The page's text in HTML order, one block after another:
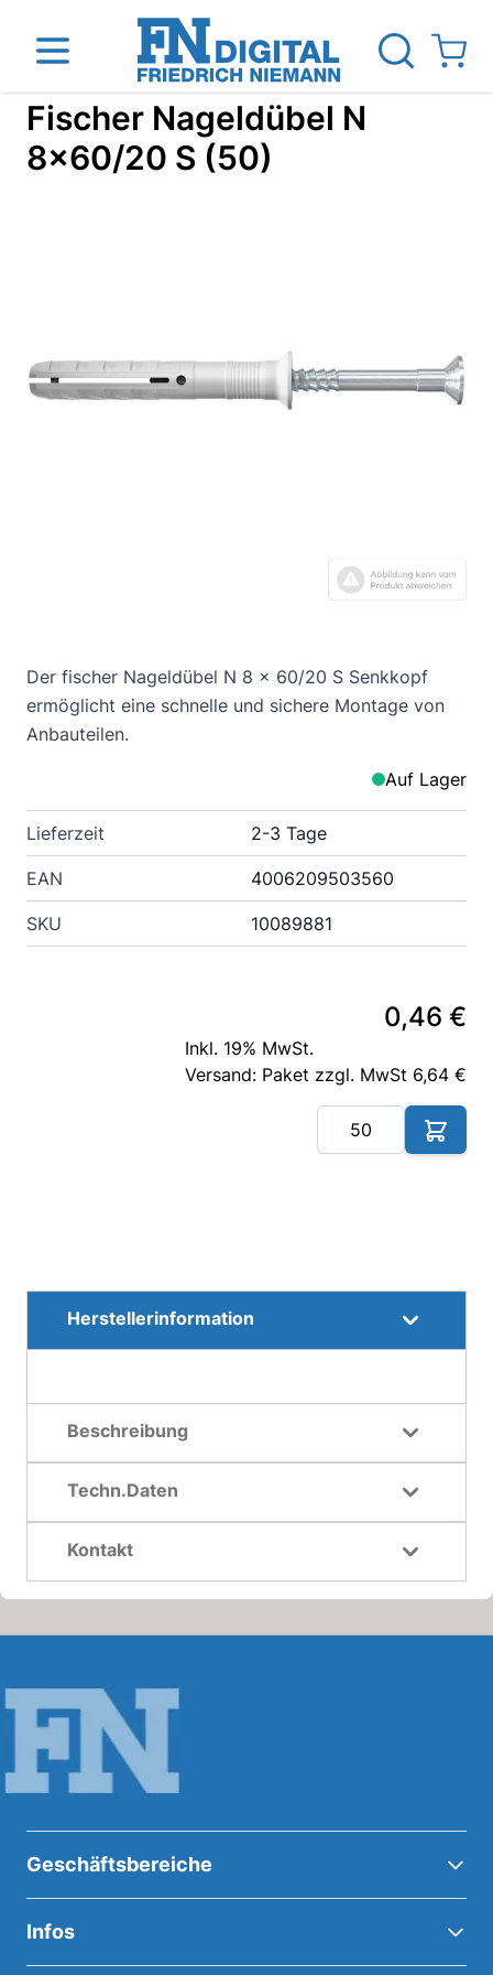
Direkt zum Inhalt
View
Fischer Nageldübel N
8x60/20 S (50)
Der fischer Nageldübel N 8 x 60/20 S Senkkopf
ermöglicht eine schnelle und sichere Montage von
Anbauteilen.
Auf Lager
Lieferzeit 2-3 Tage
EAN 4006209503560
SKU 10089881
0,46 €
Inkl. 19% MwSt.
Versand: Paket zzgl. MwSt 6,64 €
Herstellerinformation
Beschreibung
Techn.Daten
Kontakt
Geschäftsbereiche
Infos